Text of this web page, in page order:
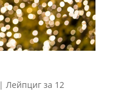
Лейпциг за 12